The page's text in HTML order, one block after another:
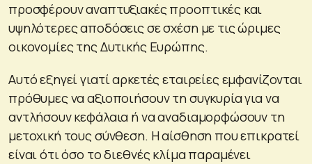
προσφέρουν αναπτυξιακές προοπτικές και
υψηλότερες αποδόσεις σε σχέση με τις ώριμες
οικονομίες της Δυτικής Ευρώπης.
Αυτό εξηγεί γιατί αρκετές εταιρείες εμφανίζονται
πρόθυμες να αξιοποιήσουν τη συγκυρία για να
αντλήσουν κεφάλαια ή να αναδιαμορφώσουν τη
μετοχική τους σύνθεση. Η αίσθηση που επικρατεί
είναι ότι όσο το διεθνές κλίμα παραμένει